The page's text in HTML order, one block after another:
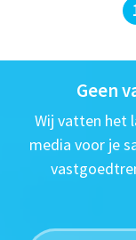
Geen
Wij vatten het
media voor je